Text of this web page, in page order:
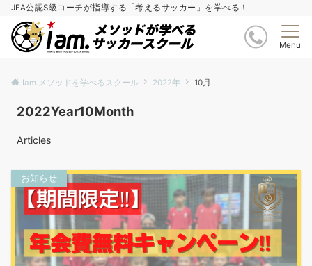
JFA公認S級コーチが指導する「考えるサッカー」を学べる！
Menu
Iam.メソッドを学べるスクール 2022年 10月
2022Year10Month
Articles
お知らせ